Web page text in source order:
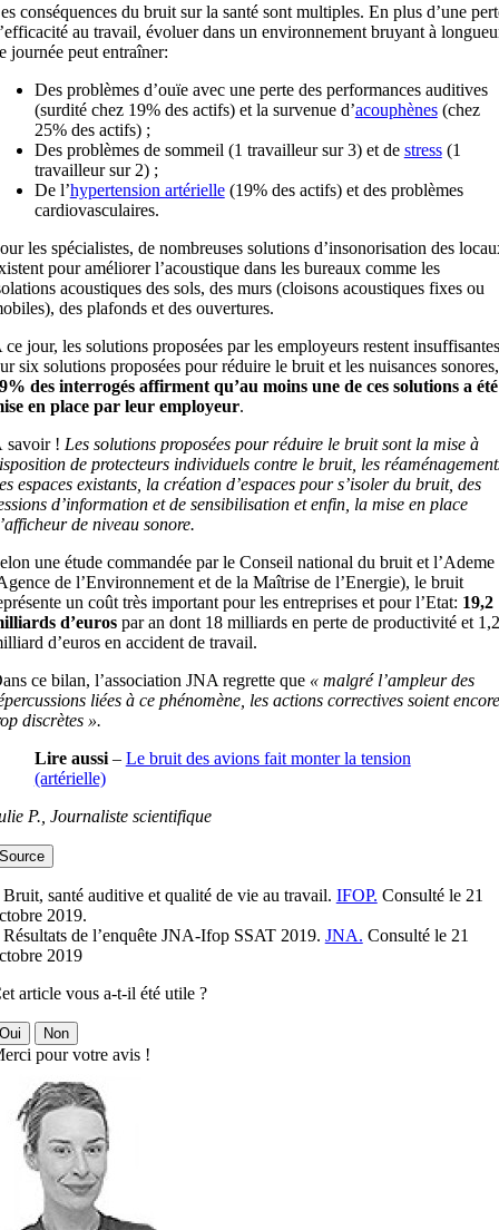
conséquences du bruit sur la santé sont multiples. En plus d’une
au travail, évoluer dans un environnement bruyant à
journée peut entraîner:
Des problèmes d’ouïe avec une perte des performances auditives
(surdité chez 19% des actifs) et la survenue d’acouphènes(chez
25% des actifs) ;
Des problèmes de sommeil (1 travailleur sur 3) et de stress(1
travailleur sur 2) ;
De l’hypertension artérielle(19% des actifs) et des problèmes
cardiovasculaires.
les spécialistes, de nombreuses solutions d’insonorisation des
pour améliorer l’acoustique dans les bureaux comme les
acoustiques des sols, des murs (cloisons acoustiques fixes ou
des plafonds et des ouvertures.
ce jour, les solutions proposées par les employeurs restent
six solutions proposées pour réduire le bruit et les nuisances sonores,
des interrogés affirment qu’au moins une de ces solutions a été
en place par leur employeur.
savoir ! Les solutions proposées pour réduire le bruit sont la mise à
de protecteurs individuels contre le bruit, les
espaces existants, la création d’espaces pour s’isoler du bruit, des
d’information et de sensibilisation et enfin, la mise en place
de niveau sonore.
une étude commandée par le Conseil national du bruit et l’Ademe
de l’Environnement et de la Maîtrise de l’Energie), le bruit
un coût très important pour les entreprises et pour l’Etat: 19,2
d’eurospar an dont 18 milliards en perte de productivité et 1,2
d’euros en accident de travail.
ce bilan, l’association JNA regrette que « malgré l’ampleur des
liées à ce phénomène, les actions correctives soient encore
discrètes ».
Lire aussi– Le bruit des avions fait monter la tension
(artérielle)
P., Journaliste scientifique
santé auditive et qualité de vie au travail. IFOP. Consulté le 21
2019.
de l’enquête JNA-Ifop SSAT 2019. JNA. Consulté le 21
2019
article vous a-t-il été utile ?
Non
pour votre avis !